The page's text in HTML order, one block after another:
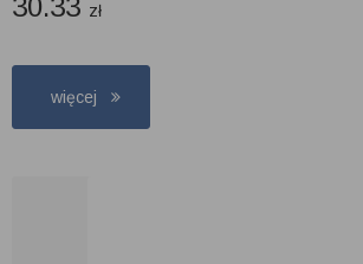
30.33 zł
więcej